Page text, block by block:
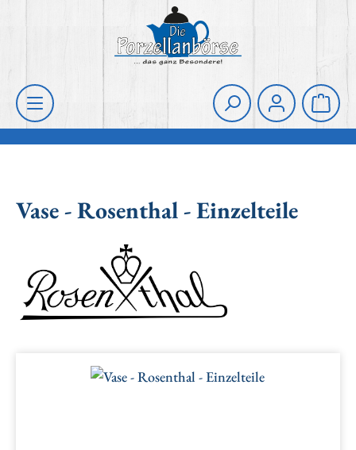
Hauptinhalt springen
Vase - Rosenthal - Einzelteile
Bildergalerie überspringen